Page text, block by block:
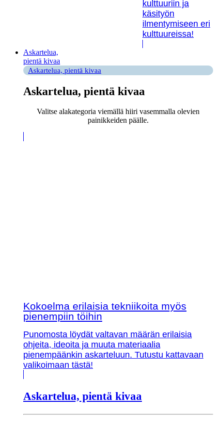
kulttuuriin ja
käsityön
ilmentymiseen eri
kulttuureissa!
Askartelua,
pientä kivaa
Askartelua, pientä kivaa
Askartelua, pientä kivaa
Valitse alakategoria viemällä hiiri vasemmalla olevien
painikkeiden päälle.
Kokoelma erilaisia tekniikoita myös
pienempiin töihin
Punomosta löydät valtavan määrän erilaisia
ohjeita, ideoita ja muuta materiaalia
pienempäänkin askarteluun. Tutustu kattavaan
valikoimaan tästä!
Askartelua, pientä kivaa